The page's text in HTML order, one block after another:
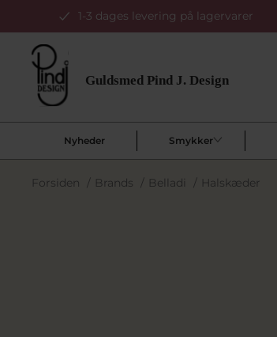
1-3 dages levering på lagervarer
Nyheder Smykker
Forsiden / Brands / Belladi / Halskæder